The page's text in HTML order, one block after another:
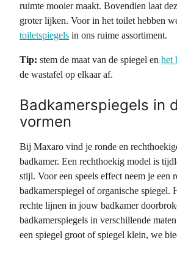
ruimte mooier maakt. Bovendien laat
groter lijken. Voor in het toilet hebben
toiletspiegels in ons ruime assortiment.
Tip: stem de maat van de spiegel en het
de wastafel op elkaar af.
Badkamerspiegels in
vormen
Bij Maxaro vind je ronde en
badkamer. Een rechthoekig model is
stijl. Voor een speels effect neem je een
badkamerspiegel of organische spiegel.
rechte lijnen in jouw badkamer
badkamerspiegels in verschillende
een spiegel groot of spiegel klein, we